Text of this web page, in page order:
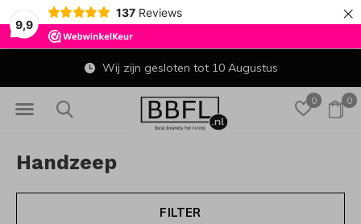
9,9
137 Reviews ×
0 0
Wij zijn gesloten tot 10 Augustus
Handzeep
FILTER